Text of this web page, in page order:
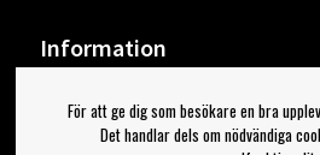
Information
Om Bengans
FAQ / Köp- & Leveransvillkor
För att ge dig som besökare en bra
Det handlar dels om nödvändiga